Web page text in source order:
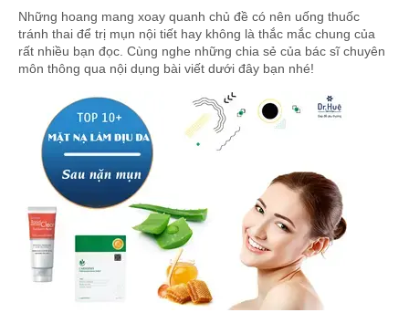
Những hoang mang xoay quanh chủ đề có nên uống thuốc
tránh thai để trị mụn nội tiết hay không là thắc mắc chung của
rất nhiều bạn đọc. Cùng nghe những chia sẻ của bác sĩ chuyên
môn thông qua nội dụng bài viết dưới đây bạn nhé!